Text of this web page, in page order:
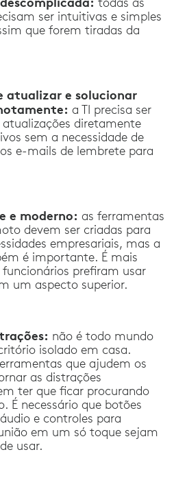
ser intuitivas e simples
que forem tiradas da
atualizar e solucionar
a TI precisa ser
atualizações diretamente
sem a necessidade de
e-mails de lembrete para
e moderno: as ferramentas
devem ser criadas para
empresariais, mas a
é importante. É mais
prefiram usar
um aspecto superior.
não é todo mundo
isolado em casa.
que ajudem os
as distrações
ter que ficar procurando
É necessário que botões
e controles para
em um só toque sejam
usar.